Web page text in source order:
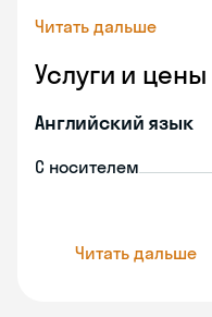
Читать дальше
Услуги и цены
Английский язык
С носителем
Читать дальше